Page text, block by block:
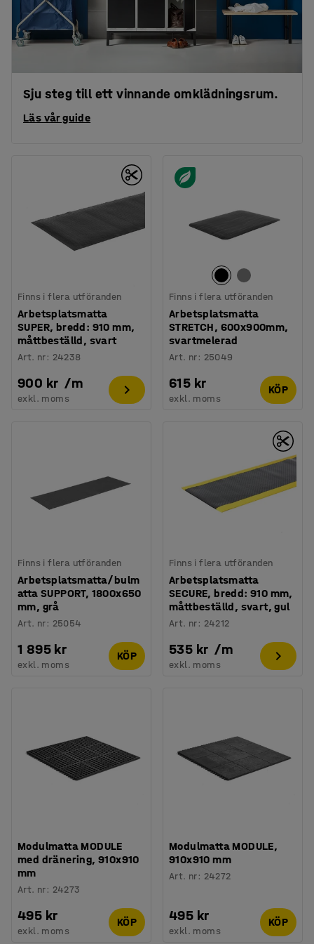
Sju steg till ett vinnande omklädningsrum.
Läs vår guide
Finns i flera utföranden
Arbetsplatsmatta
SUPER, bredd: 910 mm,
måttbeställd, svart
Art. nr: 24238
900 kr /m
exkl. moms
Finns i flera utföranden
Arbetsplatsmatta
STRETCH, 600x900mm,
svartmelerad
Art. nr: 25049
615 kr
exkl. moms
KÖP
Finns i flera utföranden
Arbetsplatsmatta/bulm
atta SUPPORT, 1800x650
mm, grå
Art. nr: 25054
1 895 kr
exkl. moms
KÖP
Finns i flera utföranden
Arbetsplatsmatta
SECURE, bredd: 910 mm,
måttbeställd, svart, gul
Art. nr: 24212
535 kr /m
exkl. moms
Modulmatta MODULE
med dränering, 910x910
mm
Art. nr: 24273
495 kr
exkl. moms
KÖP
Modulmatta MODULE,
910x910 mm
Art. nr: 24272
495 kr
exkl. moms
KÖP